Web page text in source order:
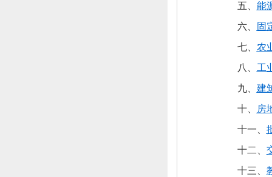
五、 能
六、
固
七、 农
八、 工
九、 建
十、
房
十一、
十二、
十三、